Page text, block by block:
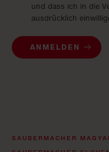
und dass ich in die
ausdrücklich
ANMELDEN
SAUBERMACHER